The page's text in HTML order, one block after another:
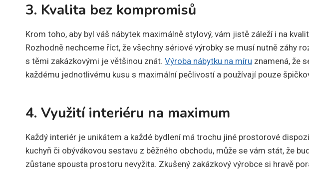
3. Kvalita bez kompromisů
Krom toho, aby byl váš nábytek maximálně stylový, vám jistě záleží i na
Rozhodně nechceme říct, že všechny sériové výrobky se musí nutně záhy
s těmi zakázkovými je většinou znát. Výroba nábytku na míru znamená, že
každému jednotlivému kusu s maximální pečlivostí a používají pouze
4. Využití interiéru na maximum
Každý interiér je unikátem a každé bydlení má trochu jiné prostorové
kuchyň či obývákovou sestavu z běžného obchodu, může se vám stát, že
zůstane spousta prostoru nevyžita. Zkušený zakázkový výrobce si hravě